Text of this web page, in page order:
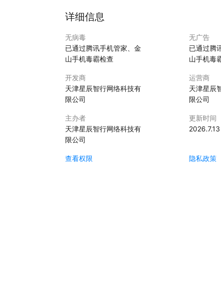
【水电账单，一键速查！】告别纸质账单，让您的
【详细用电用水指南】详尽指南，让您每一度电、
【掌握全国水电价格】了解水电价格，让您的预
【水电易查，老人无忧】长辈也能轻松管理水电，
详细信息
无病毒
已通过腾讯手机管家、金
山手机毒霸检查
无广告
已通过腾
山手机毒
开发商
天津星辰智行网络科技有
限公司
运营商
天津星辰
限公司
主办者
天津星辰智行网络科技有
限公司
更新时间
2026.7.13
查看权限 隐私政策